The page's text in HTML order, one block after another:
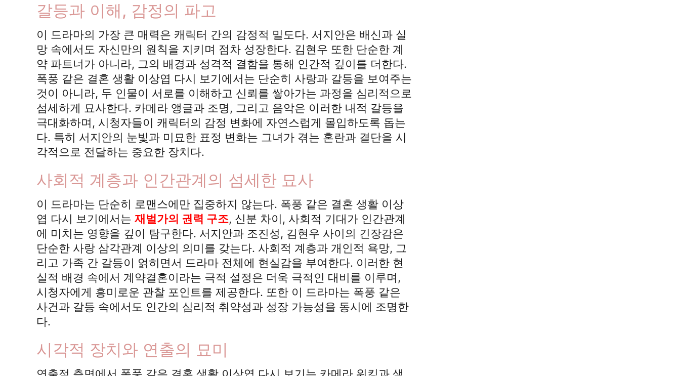
갈등과 이해, 감정의 파고
이 드라마의 가장 큰 매력은 캐릭터 간의 감정적 밀도다. 서지안은 배신과 실
망 속에서도 자신만의 원칙을 지키며 점차 성장한다. 김현우 또한 단순한 계
약 파트너가 아니라, 그의 배경과 성격적 결함을 통해 인간적 깊이를 더한다.
폭풍 같은 결혼 생활 이상엽 다시 보기에서는 단순히 사랑과 갈등을 보여주는
것이 아니라, 두 인물이 서로를 이해하고 신뢰를 쌓아가는 과정을 심리적으로
섬세하게 묘사한다. 카메라 앵글과 조명, 그리고 음악은 이러한 내적 갈등을
극대화하며, 시청자들이 캐릭터의 감정 변화에 자연스럽게 몰입하도록 돕는
다. 특히 서지안의 눈빛과 미묘한 표정 변화는 그녀가 겪는 혼란과 결단을 시
각적으로 전달하는 중요한 장치다.
사회적 계층과 인간관계의 섬세한 묘사
이 드라마는 단순히 로맨스에만 집중하지 않는다. 폭풍 같은 결혼 생활 이상
엽 다시 보기에서는재벌가의 권력 구조, 신분 차이, 사회적 기대가 인간관계
에 미치는 영향을 깊이 탐구한다. 서지안과 조진성, 김현우 사이의 긴장감은
단순한 사랑 삼각관계 이상의 의미를 갖는다. 사회적 계층과 개인적 욕망, 그
리고 가족 간 갈등이 얽히면서 드라마 전체에 현실감을 부여한다. 이러한 현
실적 배경 속에서 계약결혼이라는 극적 설정은 더욱 극적인 대비를 이루며,
시청자에게 흥미로운 관찰 포인트를 제공한다. 또한 이 드라마는 폭풍 같은
사건과 갈등 속에서도 인간의 심리적 취약성과 성장 가능성을 동시에 조명한
다.
시각적 장치와 연출의 묘미